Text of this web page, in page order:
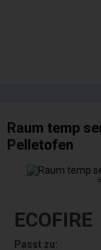
Raum temp
Pelletofen
ECOFIRE
Passt zu: